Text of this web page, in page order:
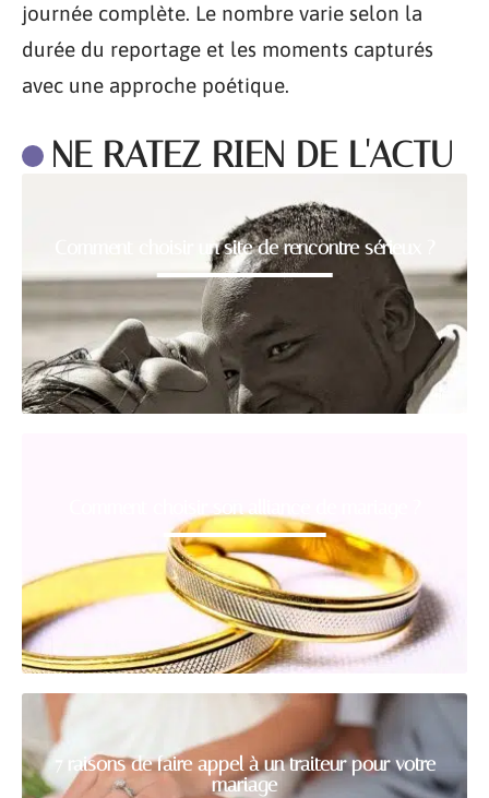
journée complète. Le nombre varie selon la
durée du reportage et les moments capturés
avec une approche poétique.
NE RATEZ RIEN DE L'ACTU
Comment choisir un site de rencontre sérieux ?
Comment choisir son alliance de mariage ?
7 raisons de faire appel à un traiteur pour votre
mariage